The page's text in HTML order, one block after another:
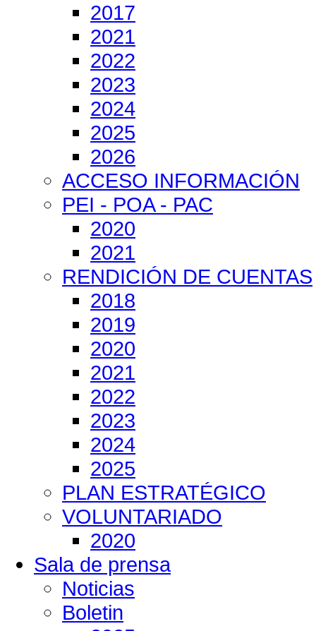
2017
2021
2022
2023
2024
2025
2026
ACCESO INFORMACIÓN
PEI - POA - PAC
2020
2021
RENDICIÓN DE CUENTAS
2018
2019
2020
2021
2022
2023
2024
2025
PLAN ESTRATÉGICO
VOLUNTARIADO
2020
Sala de prensa
Noticias
Boletin